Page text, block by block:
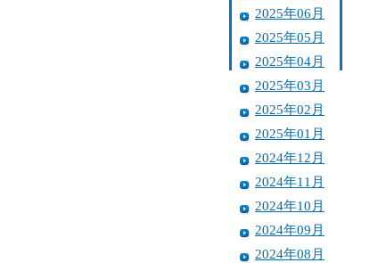
2025年06月
2025年05月
2025年04月
2025年03月
2025年02月
2025年01月
2024年12月
2024年11月
2024年10月
2024年09月
2024年08月